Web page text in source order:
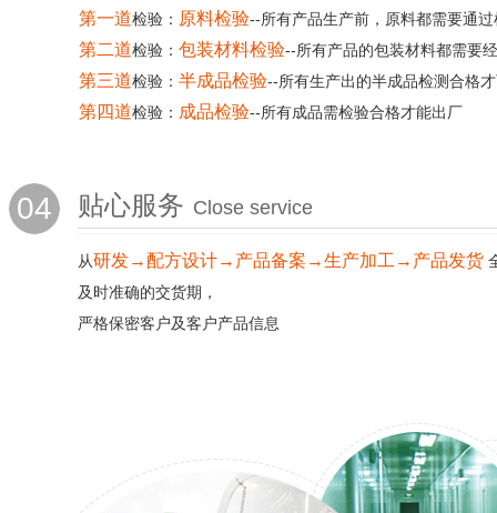
第一道检验： 原料检验--所有产品生产前，原料都需要通
第二道检验： 包装材料检验--所有产品的包装材料都需要
第三道检验： 半成品检验--所有生产出的半成品检测合格
第四道检验： 成品检验--所有成品需检验合格才能出厂
04 贴心服务 Close service
从研发→配方设计→产品备案→生产加工→产品发货
及时准确的交货期，
严格保密客户及客户产品信息